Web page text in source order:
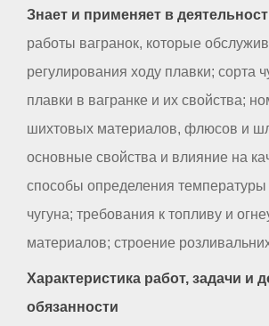
Знает и применяет в
работы вагранок, которые
регулирования ходу плавки; сорта
плавки в вагранке и их свойства;
шихтовых материалов, флюсов и
основные свойства и влияние на
способы определения температуры
чугуна; требования к топливу и
материалов; строение
Характеристика работ, задачи и
обязанности